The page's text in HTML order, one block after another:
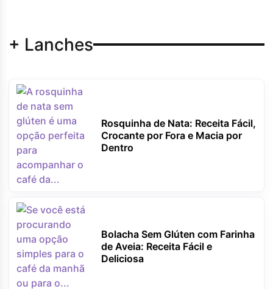
+ Lanches
Rosquinha de Nata: Receita Fácil,
Crocante por Fora e Macia por
Dentro
Bolacha Sem Glúten com Farinha
de Aveia: Receita Fácil e
Deliciosa